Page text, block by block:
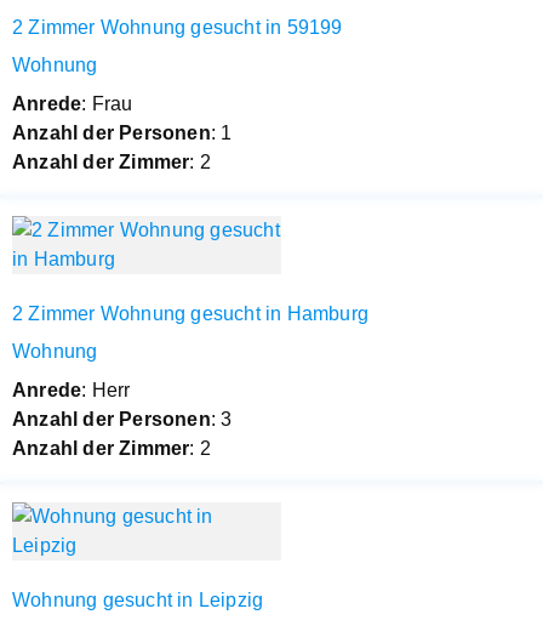
2 Zimmer Wohnung gesucht in 59199
Wohnung
Anrede: Frau
Anzahl der Personen: 1
Anzahl der Zimmer: 2
2 Zimmer Wohnung gesucht in Hamburg
Wohnung
Anrede: Herr
Anzahl der Personen: 3
Anzahl der Zimmer: 2
Wohnung gesucht in Leipzig